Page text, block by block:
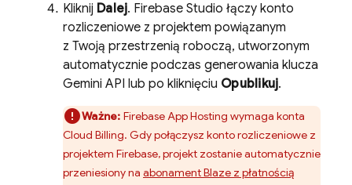
Kliknij Dalej. Firebase Studio łączy konto
rozliczeniowe z projektem powiązanym
z Twoją przestrzenią roboczą, utworzonym
automatycznie podczas generowania klucza
Gemini API lub po kliknięciu Opublikuj.
Ważne: Firebase App Hosting wymaga konta
Cloud Billing. Gdy połączysz konto rozliczeniowe z
projektem Firebase, projekt zostanie automatycznie
przeniesiony na abonament Blaze z płatnością